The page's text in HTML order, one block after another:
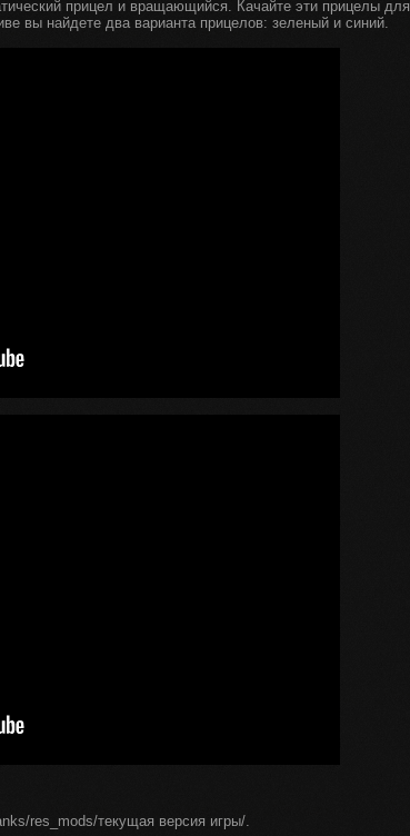
прицел и вращающийся. Качайте эти прицелы для
вы найдете два варианта прицелов: зеленый и синий.
res_mods/текущая версия игры/.